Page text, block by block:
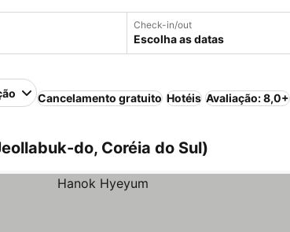
Check-in/out
Escolha as datas
Cancelamento gratuito Hotéis Avaliação: 8,0+
do, Coréia do Sul)